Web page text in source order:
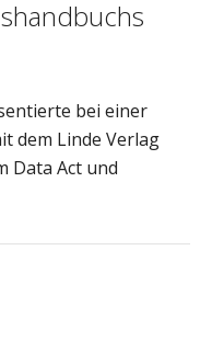
bei einer
dem Linde Verlag
Data Act und